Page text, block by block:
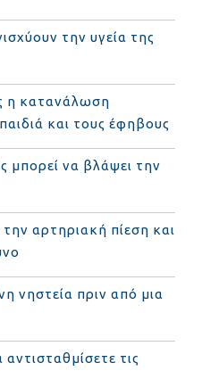
την υγεία της
η κατανάλωση
και τους έφηβους
μπορεί να βλάψει την
την αρτηριακή πίεση και
νηστεία πριν από μια
τις